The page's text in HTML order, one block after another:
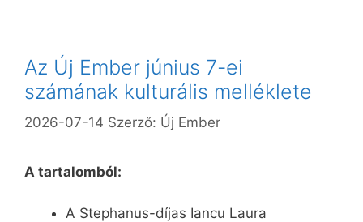
Az Új Ember június 7-ei
számának kulturális melléklete
2026-07-14 Szerző: Új Ember
A tartalomból:
A Stephanus-díjas Iancu Laura